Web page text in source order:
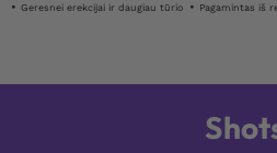
Geresnei erekcijai ir daugiau tūrio
Pagamintas iš